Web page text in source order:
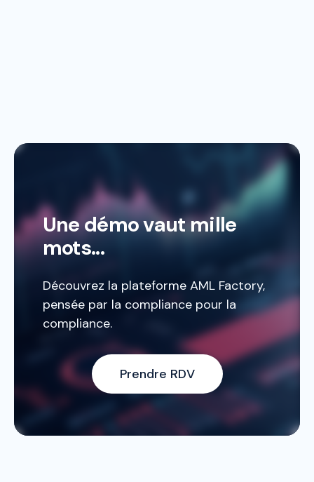
Une démo vaut mille
mots...
Découvrez la plateforme AML Factory,
pensée par la compliance pour la
compliance.
Prendre RDV